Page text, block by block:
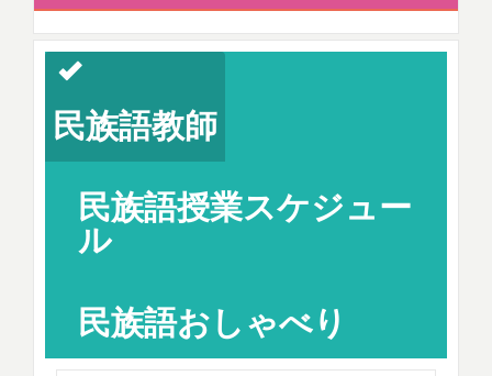
民族語教師
民族語授業スケジュー
ル
民族語おしゃべり